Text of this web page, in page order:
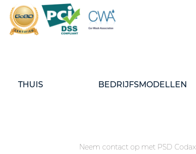
THUIS BEDRIJFSMODELLEN
Neem contact op met PSD Codax